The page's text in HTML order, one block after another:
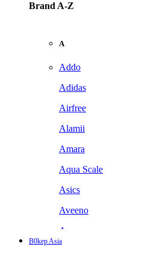
Brand A-Z
A
Addo
Adidas
Airfree
Alamii
Amara
Aqua Scale
Asics
Aveeno
Awan
B0kep Asia